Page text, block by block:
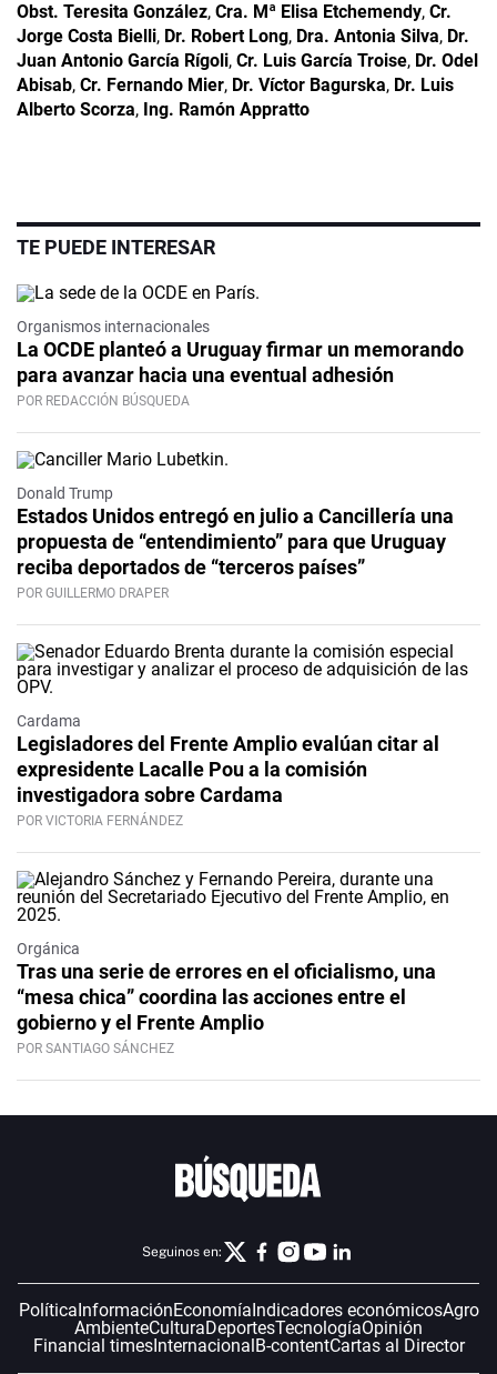
Obst. Teresita González, Cra. Mª Elisa Etchemendy, Cr.
Jorge Costa Bielli, Dr. Robert Long, Dra. Antonia Silva, Dr.
Juan Antonio García Rígoli, Cr. Luis García Troise, Dr. Odel
Abisab, Cr. Fernando Mier, Dr. Víctor Bagurska, Dr. Luis
Alberto Scorza, Ing. Ramón Appratto
TE PUEDE INTERESAR
Organismos internacionales
La OCDE planteó a Uruguay firmar un memorando
para avanzar hacia una eventual adhesión
POR REDACCIÓN BÚSQUEDA
Donald Trump
Estados Unidos entregó en julio a Cancillería una
propuesta de “entendimiento” para que Uruguay
reciba deportados de “terceros países”
POR GUILLERMO DRAPER
Cardama
Legisladores del Frente Amplio evalúan citar al
expresidente Lacalle Pou a la comisión
investigadora sobre Cardama
POR VICTORIA FERNÁNDEZ
Orgánica
Tras una serie de errores en el oficialismo, una
“mesa chica” coordina las acciones entre el
gobierno y el Frente Amplio
POR SANTIAGO SÁNCHEZ
Seguinos en:
PolíticaInformaciónEconomíaIndicadores económicosAgro
AmbienteCulturaDeportesTecnologíaOpinión
Financial timesInternacionalB-contentCartas al Director